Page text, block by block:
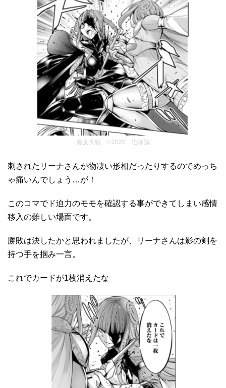
魔女大戦 ©2020 塩塚誠
刺されたリーナさんが物凄い形相だったりするのでめっち
ゃ痛いんでしょう…が！
このコマでド迫力のモモを確認する事ができてしまい感情
移入の難しい場面です。
勝敗は決したかと思われましたが、リーナさんは影の剣を
持つ手を掴み一言。
これでカードが1枚消えたな